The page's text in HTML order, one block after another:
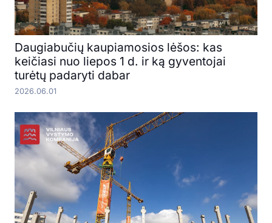
Daugiabučių kaupiamosios lėšos: kas
keičiasi nuo liepos 1 d. ir ką gyventojai
turėtų padaryti dabar
2026.06.01